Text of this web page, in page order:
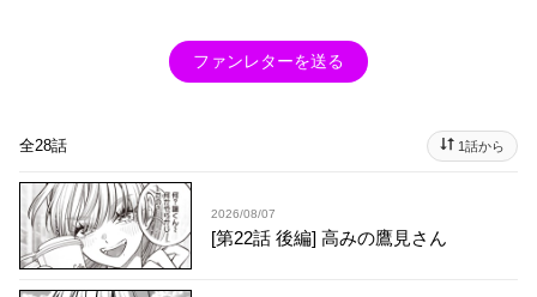
ファンレターを送る
全28話 1話から
2026/08/07
[第22話 後編] 高みの鷹見さん